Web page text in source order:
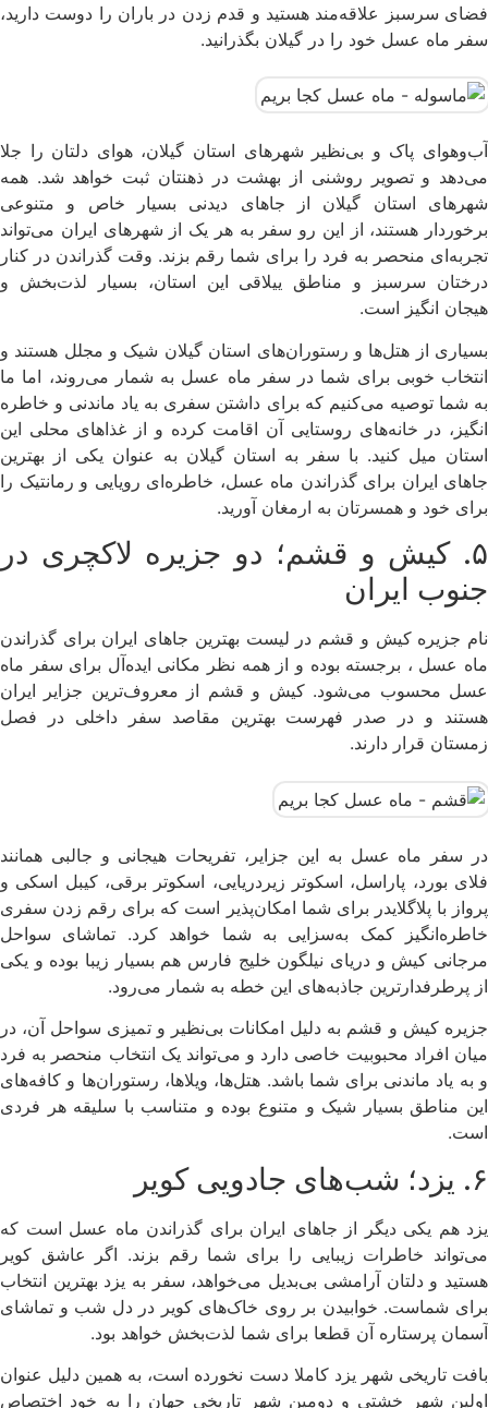
فضای سرسبز علاقه‌مند هستید و قدم زدن در باران را دوست دارید،
سفر ماه عسل خود را در گیلان بگذرانید.
آب‌و‌هوای پاک و بی‌نظیر شهرهای استان گیلان، هوای دلتان را جلا
می‌دهد و تصویر روشنی از بهشت در ذهنتان ثبت خواهد شد. همه
شهرهای استان گیلان از جاهای دیدنی بسیار خاص و متنوعی
برخوردار هستند، از این رو سفر به هر یک از شهرهای ایران می‌تواند
تجربه‌ای منحصر به فرد را برای شما رقم بزند. وقت گذراندن در کنار
درختان سرسبز و مناطق ییلاقی این استان، بسیار لذت‌بخش و
هیجان انگیز است.
بسیاری از هتل‌ها و رستوران‌های استان گیلان شیک و مجلل هستند و
انتخاب خوبی برای شما در سفر ماه عسل به شمار می‌روند، اما ما
به شما توصیه می‌کنیم که برای داشتن سفری به یاد ماندنی و خاطره
انگیز، در خانه‌های روستایی آن اقامت کرده و از غذاهای محلی این
استان میل کنید. با سفر به استان گیلان به عنوان یکی از بهترین
جاهای ایران برای گذراندن ماه عسل، خاطره‌ای رویایی و رمانتیک را
برای خود و همسرتان به ارمغان آورید.
۵. کیش و قشم؛ دو جزیره لاکچری در
جنوب ایران
نام جزیره کیش و قشم در لیست بهترین جاهای ایران برای گذراندن
ماه عسل ، برجسته بوده و از همه نظر مکانی ایده‌آل برای سفر ماه
عسل محسوب می‌شود. کیش و قشم از معروف‌ترین جزایر ایران
هستند و در صدر فهرست بهترین مقاصد سفر داخلی در فصل
زمستان قرار دارند.
در سفر ماه عسل به این جزایر، تفریحات هیجانی و جالبی همانند
فلای بورد، پاراسل، اسکوتر زیردریایی، اسکوتر برقی، کیبل اسکی و
پرواز با پلاگلایدر برای شما امکان‌پذیر است که برای رقم زدن سفری
خاطره‌انگیز کمک به‌سزایی به شما خواهد کرد. تماشای سواحل
مرجانی کیش و دریای نیلگون خلیج فارس هم بسیار زیبا بوده و یکی
از پرطرفدارترین جاذبه‌های این خطه به شمار می‌رود.
جزیره کیش و قشم به دلیل امکانات بی‌نظیر و تمیزی سواحل آن، در
میان افراد محبوبیت خاصی دارد و می‌تواند یک انتخاب منحصر به فرد
و به یاد ماندنی برای شما باشد. هتل‌ها، ویلاها، رستوران‌ها و کافه‌های
این مناطق بسیار شیک و متنوع بوده و متناسب با سلیقه هر فردی
است.
۶. یزد؛ شب‌های جادویی کویر
یزد هم یکی دیگر از جاهای ایران برای گذراندن ماه عسل است که
می‌تواند خاطرات زیبایی را برای شما رقم بزند. اگر عاشق کویر
هستید و دلتان آرامشی بی‌بدیل می‌خواهد، سفر به یزد بهترین انتخاب
برای شماست. خوابیدن بر روی خاک‌های کویر در دل شب و تماشای
آسمان پرستاره آن قطعا برای شما لذت‌بخش خواهد بود.
بافت تاریخی شهر یزد کاملا دست نخورده است، به همین دلیل عنوان
اولین شهر خشتی و دومین شهر تاریخی جهان را به خود اختصاص